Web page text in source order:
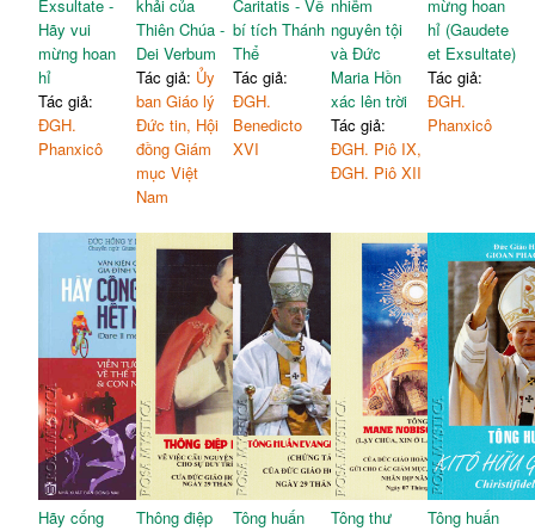
Exsultate -
Hãy vui
mừng hoan
hỉ
Tác giả:
ĐGH.
Phanxicô
khải của
Thiên Chúa -
Dei Verbum
Tác giả: Ủy
ban Giáo lý
Đức tin, Hội
đồng Giám
mục Việt
Nam
Caritatis - Về
bí tích Thánh
Thể
Tác giả:
ĐGH.
Benedicto
XVI
nhiễm
nguyên tội
và Đức
Maria Hồn
xác lên trời
Tác giả:
ĐGH. Piô IX,
ĐGH. Piô XII
mừng hoan
hỉ (Gaudete
et Exsultate)
Tác giả:
ĐGH.
Phanxicô
Hãy cống
Thông điệp
Tông huấn
Tông thư
Tông huấn